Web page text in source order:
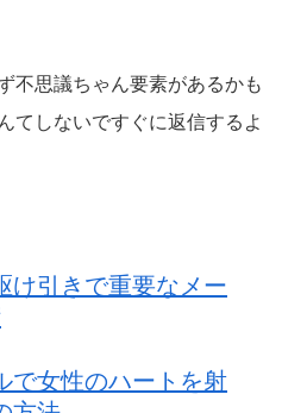
不思議ちゃん要素があるかも
てしないですぐに返信するよ
け引きで重要なメー
で女性のハートを射